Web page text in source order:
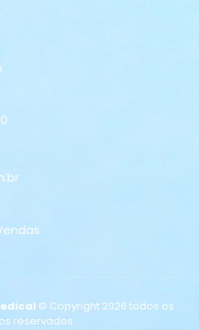
© Copyright 2026 todos os
reservados.